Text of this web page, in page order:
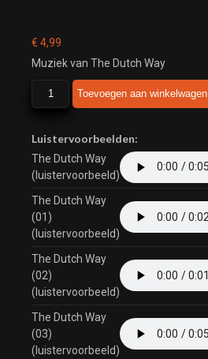
€ 4,99
Muziek van The Dutch Way
The
Dutch
aantal
Toevoegen aan winkelwagen
Luistervoorbeelden:
The Dutch Way
(luistervoorbeeld)
The Dutch Way
(01)
(luistervoorbeeld)
The Dutch Way
(02)
(luistervoorbeeld)
The Dutch Way
(03)
(luistervoorbeeld)